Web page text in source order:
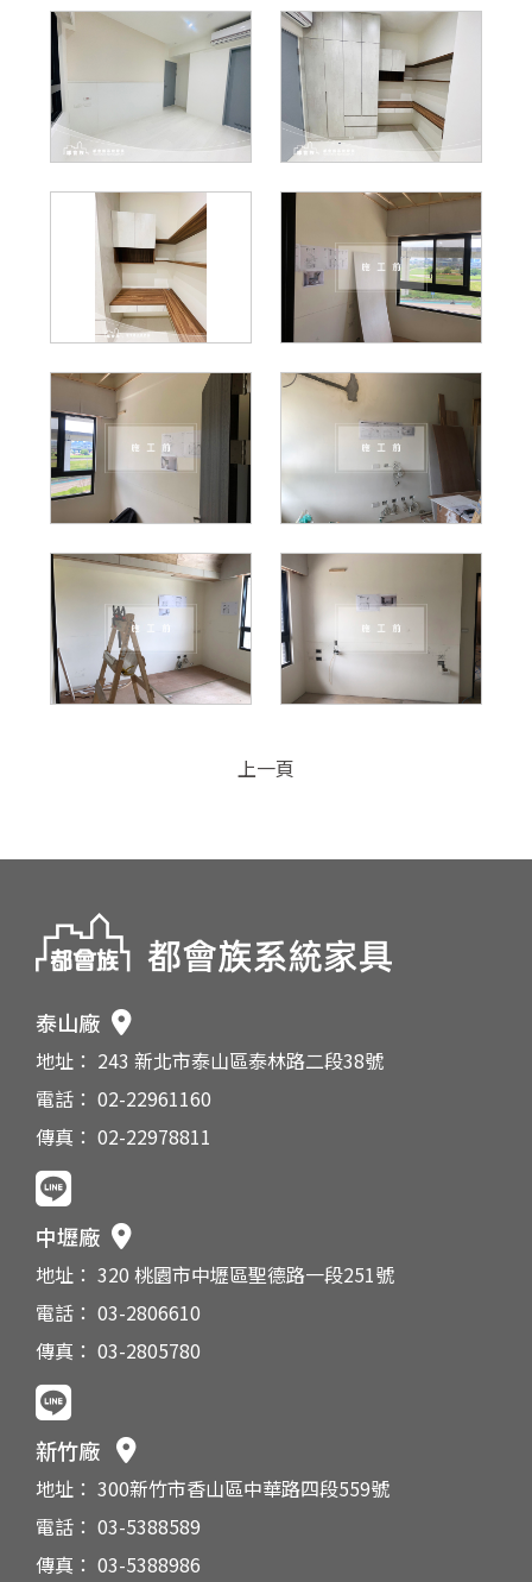
上一頁
泰山廠
地址： 243 新北市泰山區泰林路二段38號
電話： 02-22961160
傳真： 02-22978811
中壢廠
地址： 320 桃園市中壢區聖德路一段251號
電話： 03-2806610
傳真： 03-2805780
新竹廠
地址： 300新竹市香山區中華路四段559號
電話： 03-5388589
傳真： 03-5388986